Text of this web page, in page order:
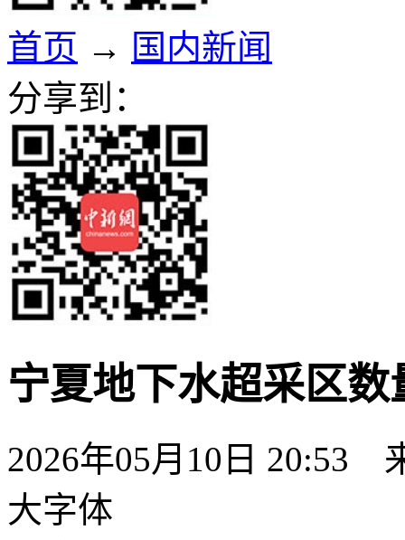
首页 → 国内新闻
分享到：
宁夏地下水超采区
2026年05月10日 20:53
大字体